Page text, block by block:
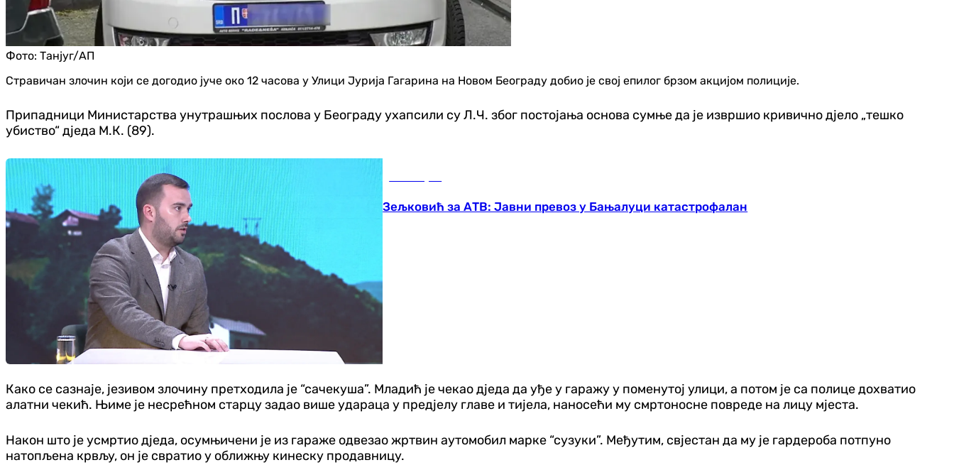
Фото: Танјуг/АП
Стравичан злочин који се догодио јуче око 12 часова у Улици Јурија Гагарина на Новом Београду добио је свој епилог брзом акцијом полиције.
Припадници Министарства унутрашњих послова у Београду ухапсили су Л.Ч. због постојања основа сумње да је извршио кривично дјело „тешко
убиство“ дједа М.К. (89).
Зељковић за АТВ: Јавни превоз у Бањалуци катастрофалан
Како се сазнаје, језивом злочину претходила је “сачекуша”. Младић је чекао дједа да уђе у гаражу у поменутој улици, а потом је са полице дохватио
алатни чекић. Њиме је несрећном старцу задао више удараца у предјелу главе и тијела, наносећи му смртоносне повреде на лицу мјеста.
Након што је усмртио дједа, осумњичени је из гараже одвезао жртвин аутомобил марке “сузуки”. Међутим, свјестан да му је гардероба потпуно
натопљена крвљу, он је свратио у оближњу кинеску продавницу.